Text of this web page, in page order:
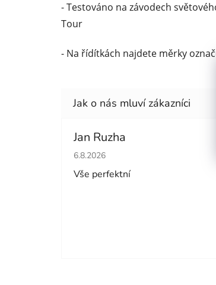
- Testováno na závodech
Tour
- Na řídítkách najdete měrky
Jan Ruzha
Hodnocení obchodu je 5 z 5
6.8.2026
Vše perfektní